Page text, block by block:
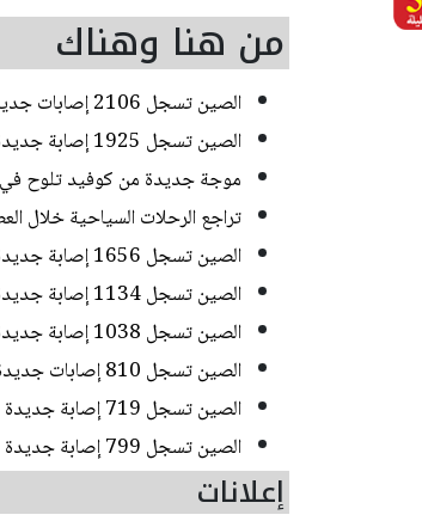
من هنا وهناك
الصين تسجل 2106 إصابات جديدة بفيروس كورونا
الصين تسجل 1925 إصابة جديدة بفيروس كورونا
موجة جديدة من كوفيد تلوح في
تراجع الرحلات السياحية خلال العطلات في الصين 18%
الصين تسجل 1656 إصابة جديدة بفيروس كورونا
الصين تسجل 1134 إصابة جديدة بفيروس كورونا
الصين تسجل 1038 إصابة جديدة بفيروس كورونا
الصين تسجل 810 إصابات جديدة بفيروس كورونا
الصين تسجل 719 إصابة جديدة بفيروس كورونا
الصين تسجل 799 إصابة جديدة بفيروس كورونا
إعلانات